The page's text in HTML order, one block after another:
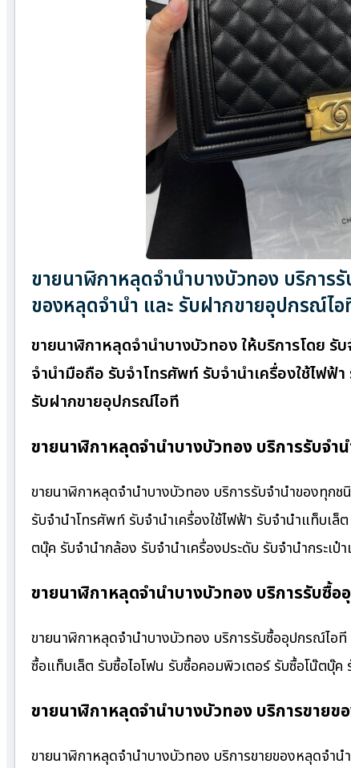
ขายนาฬิกาหลุดจำนำบางบัวทอง บริการ
ของหลุดจำนำ และ รับฝากขายอุปกรณ์ไอ
ขายนาฬิกาหลุดจำนำบางบัวทอง ให้บริการโดย
จำนำมือถือ รับจำโทรศัพท์ รับจำนำเครื่องใช้ไฟ
รับฝากขายอุปกรณ์ไอที
ขายนาฬิกาหลุดจำนำบางบัวทอง บริการรับจำ
ขายนาฬิกาหลุดจำนำบางบัวทอง บริการรับจำนำของทุก
รับจำนำโทรศัพท์ รับจำนำเครื่องใช้ไฟฟ้า รับจำนำแท็บเ
ตบุ๊ค รับจำนำกล้อง รับจำนำเครื่องประดับ รับจำนำกระเ
ขายนาฬิกาหลุดจำนำบางบัวทอง บริการรับซื้อ
ขายนาฬิกาหลุดจำนำบางบัวทอง บริการรับซื้ออุปกรณ์ไอ
ซื้อแท็บเล็ต รับซื้อไอโฟน รับซื้อคอมพิวเตอร์ รับซื้อโน๊ตบุ๊ค
ขายนาฬิกาหลุดจำนำบางบัวทอง บริการขายข
ขายนาฬิกาหลุดจำนำบางบัวทอง บริการขายของหลุดจำ